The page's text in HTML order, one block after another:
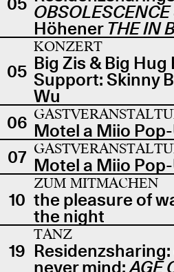
OBSOLESCENCE
Höhener THE IN
05
KONZERT
Big Zis & Big Hug
Support: Skinny
Wu
06 Motel a Miio
07 Motel a Miio
10
ZUM MITMACHEN
the pleasure of
the night
19
TANZ
never mind:AGE